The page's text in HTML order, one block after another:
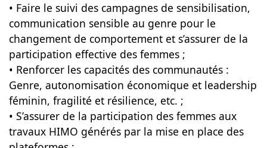
• Faire le suivi des campagnes de sensibilisation,
communication sensible au genre pour le
changement de comportement et s’assurer de la
participation effective des femmes ;
• Renforcer les capacités des communautés :
Genre, autonomisation économique et leadership
féminin, fragilité et résilience, etc. ;
• S’assurer de la participation des femmes aux
travaux HIMO générés par la mise en place des